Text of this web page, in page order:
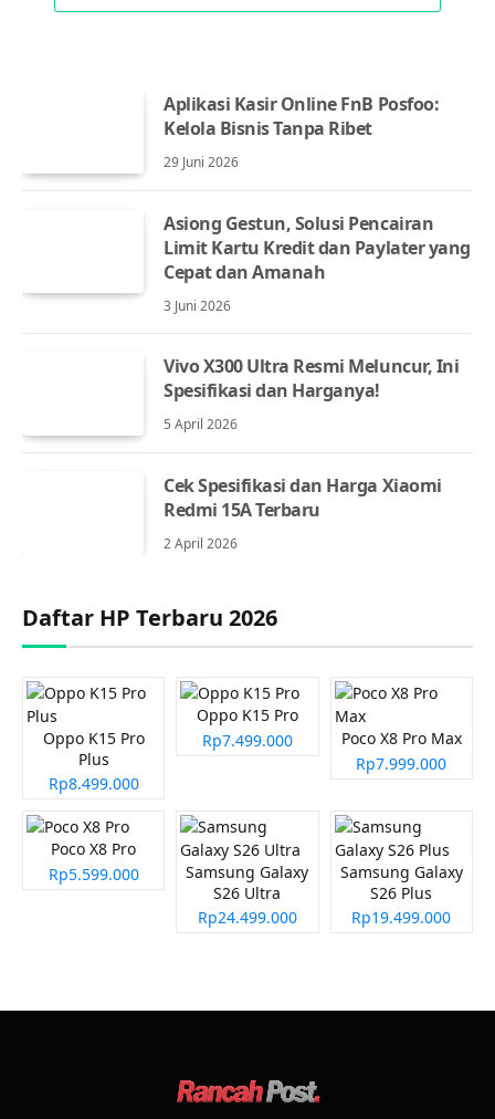
Aplikasi Kasir Online FnB Posfoo:
Kelola Bisnis Tanpa Ribet
29 Juni 2026
Asiong Gestun, Solusi Pencairan
Limit Kartu Kredit dan Paylater yang
Cepat dan Amanah
3 Juni 2026
Vivo X300 Ultra Resmi Meluncur, Ini
Spesifikasi dan Harganya!
5 April 2026
Cek Spesifikasi dan Harga Xiaomi
Redmi 15A Terbaru
2 April 2026
Daftar HP Terbaru 2026
Oppo K15 Pro
Plus
Rp8.499.000
Oppo K15 Pro
Rp7.499.000
Poco X8 Pro Max
Rp7.999.000
Poco X8 Pro
Rp5.599.000
Samsung Galaxy
S26 Ultra
Rp24.499.000
Samsung Galaxy
S26 Plus
Rp19.499.000